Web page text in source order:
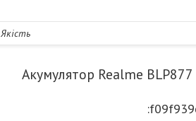
Якість
Акумулятор Realme